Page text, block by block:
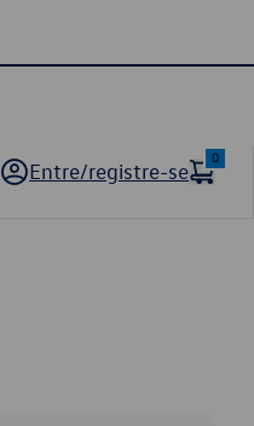
Entre/registre-se
0